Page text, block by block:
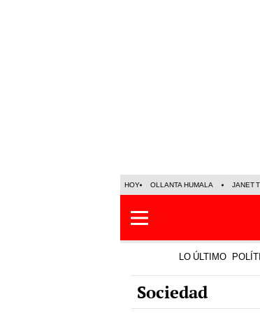
HOY OLLANTA HUMALA JANET
LO ÚLTIMO
Sociedad